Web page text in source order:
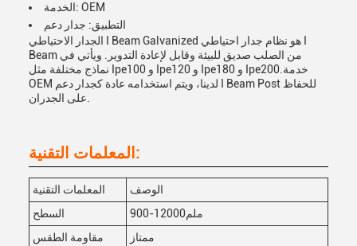
الخدمة: OEM
التطبيق: جدار دعم
الجدار الاحتياطي I Beam Galvanized هو نظام جدار احتياطي I
Beam من الصلب صديق للبيئة وقابل لإعادة التدوير. ويأتي في
نماذج مختلفة مثل Ipe100 و Ipe120 و Ipe180 و Ipe200.خدمة
OEM لدينا، ويتم استخدامه عادة كجدار دعم I Beam Post للحفاظ
المعلمات التقنية:
المعلمات التقنية
الوصف
السطح
900-12000ملم
مقاومة الطقس
ممتاز